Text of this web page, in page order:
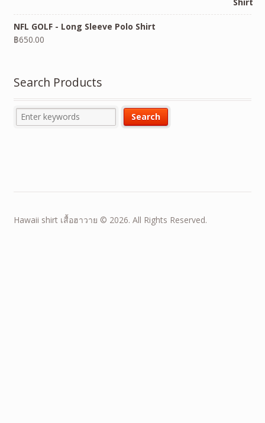
NFL GOLF - Long Sleeve Polo Shirt
฿650.00
Search Products
Hawaii shirt เสื้อฮาวาย © 2026. All Rights Reserved.